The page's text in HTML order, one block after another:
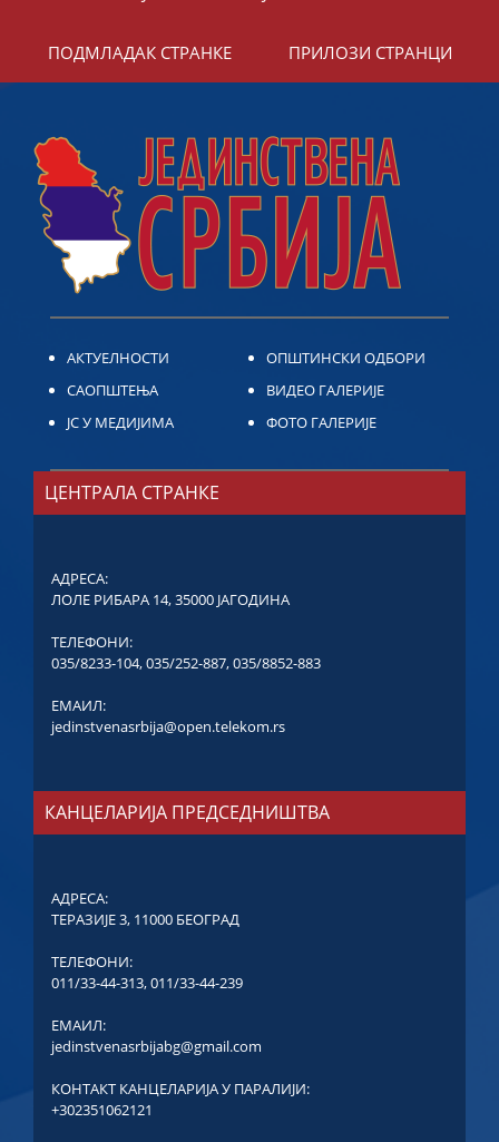
ПОДМЛАДАК СТРАНКЕ ПРИЛОЗИ СТРАНЦИ
АКТУЕЛНОСТИ
САОПШТЕЊА
ЈС У МЕДИЈИМА
ОПШТИНСКИ ОДБОРИ
ВИДЕО ГАЛЕРИЈЕ
ФОТО ГАЛЕРИЈЕ
ЦЕНТРАЛА СТРАНКЕ
АДРЕСА:
ЛОЛЕ РИБАРА 14, 35000 ЈАГОДИНА
ТЕЛЕФОНИ:
035/8233-104,035/252-887,035/8852-883
ЕМАИЛ:
jedinstvenasrbija@open.telekom.rs
КАНЦЕЛАРИЈА ПРЕДСЕДНИШТВА
АДРЕСА:
ТЕРАЗИЈЕ 3, 11000 БЕОГРАД
ТЕЛЕФОНИ:
011/33-44-313,011/33-44-239
ЕМАИЛ:
jedinstvenasrbijabg@gmail.com
КОНТАКТ КАНЦЕЛАРИЈА У ПАРАЛИЈИ:
+302351062121